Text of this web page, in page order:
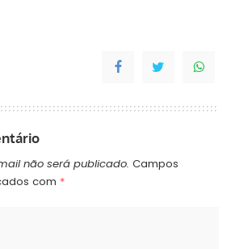
não será publicado. Campos
com *